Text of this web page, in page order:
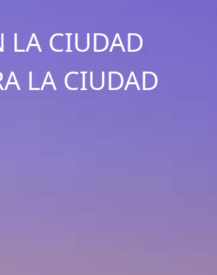
LA CIUDAD
LA CIUDAD